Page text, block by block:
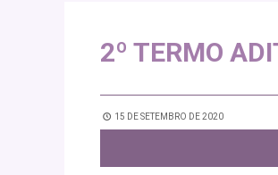
2º TERMO
15 DE SETEMBRO DE 2020